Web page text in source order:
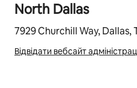
North Dallas
7929 Churchill Way, Dallas,
Відвідати вебсайт